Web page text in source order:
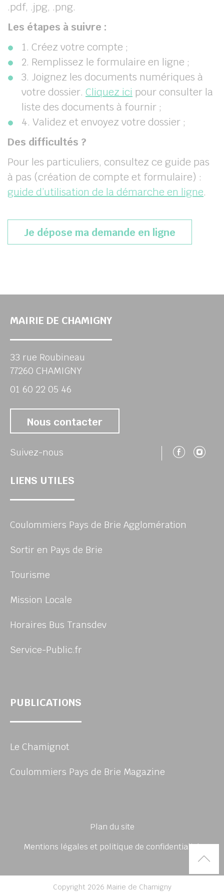
.pdf, .jpg, .png.
Les étapes à suivre :
1. Créez votre compte ;
2. Remplissez le formulaire en ligne ;
3. Joignez les documents numériques à
votre dossier. Cliquez ici pour consulter la
liste des documents à fournir ;
4. Validez et envoyez votre dossier ;
Des difficultés ?
Pour les particuliers, consultez ce guide pas
à pas (création de compte et formulaire) :
guide d’utilisation de la démarche en ligne.
Je dépose ma demande en ligne
MAIRIE DE CHAMIGNY
33 rue Roubineau
77260 CHAMIGNY
01 60 22 05 46
Nous contacter
Suivez-nous
LIENS UTILES
Coulommiers Pays de Brie Agglomération
Sortir en Pays de Brie
Tourisme
Mission Locale
Horaires Bus Transdev
Service-Public.fr
PUBLICATIONS
Le Chamignot
Coulommiers Pays de Brie Magazine
Plan du site
Mentions légales et politique de confidentialité
Copyright 2026 Mairie de Chamigny